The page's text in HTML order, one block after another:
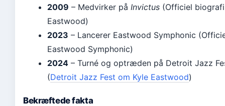
2009 – Medvirker på Invictus (Officiel
Eastwood)
2023 – Lancerer Eastwood Symphonic
Eastwood Symphonic)
2024 – Turné og optræden på Detroit Jazz
(Detroit Jazz Fest om Kyle Eastwood)
Bekræftede fakta